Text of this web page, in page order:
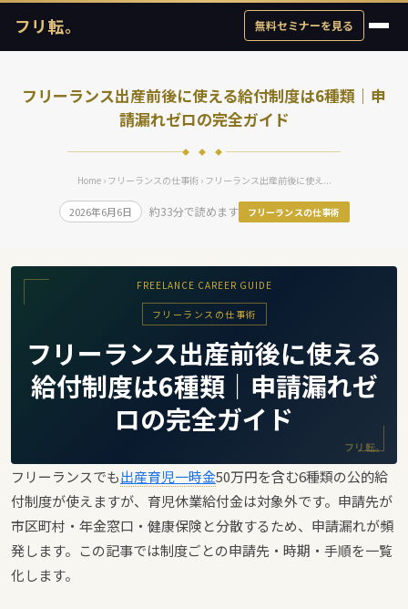
フリ転。 無料セミナーを見る
フリーランス出産前後に使える給付制度は6種類｜申
請漏れゼロの完全ガイド
◆ ◆ ◆
Home› フリーランスの仕事術› フリーランス出産前後に使え...
2026年6月6日 約33分で読めます フリーランスの仕事術
FREELANCE CAREER GUIDE
フリーランスの仕事術
フリーランス出産前後に使える
給付制度は6種類｜申請漏れゼ
ロの完全ガイド
フリ転。
フリーランスでも出産育児一時金50万円を含む6種類の公的給
付制度が使えますが、育児休業給付金は対象外です。申請先が
市区町村・年金窓口・健康保険と分散するため、申請漏れが頻
発します。この記事では制度ごとの申請先・時期・手順を一覧
化します。